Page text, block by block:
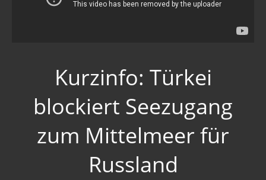
Kurzinfo: Türkei
blockiert Seezugang
zum Mittelmeer für
Russland